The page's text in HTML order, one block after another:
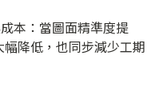
本：當圖面精準度提
降低，也同步減少工期